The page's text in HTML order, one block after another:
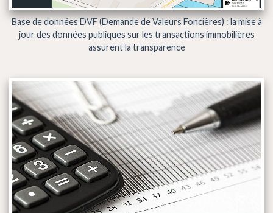
Base de données DVF (Demande de Valeurs Foncières) : la mise à
jour des données publiques sur les transactions immobilières
assurent la transparence